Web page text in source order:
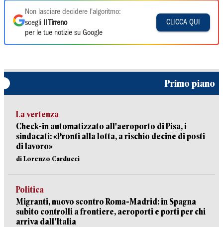
Non lasciare decidere l'algoritmo:
scegli
Il Tirreno
per le tue notizie su Google
CLICCA QUI
Primo piano
La vertenza
Check-in automatizzato all'aeroporto di Pisa, i
sindacati: «Pronti alla lotta, a rischio decine di posti
di lavoro»
di Lorenzo Carducci
Politica
Migranti, nuovo scontro Roma-Madrid: in Spagna
subito controlli a frontiere, aeroporti e porti per chi
arriva dall’Italia